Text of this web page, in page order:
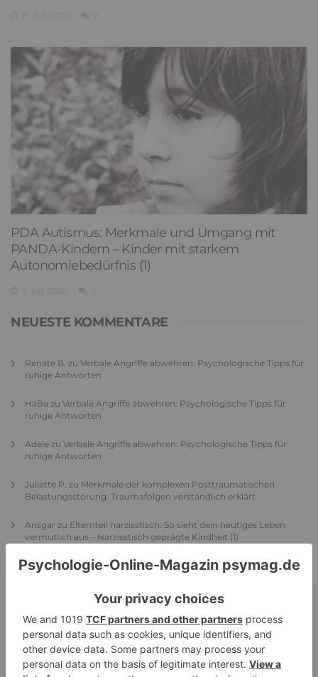
PDA Autismus: Merkmale und Umgang mit
PANDA-Kindern – Kinder mit starkem
Autonomiebedürfnis (1)
NEUESTE KOMMENTARE
Renate B. zu Verbale Angriffe abwehren: Psychologische Tipps für
ruhige Antworten
HaBa zu Verbale Angriffe abwehren: Psychologische Tipps für
ruhige Antworten
Adele zu Verbale Angriffe abwehren: Psychologische Tipps für
ruhige Antworten
Juliette P. zu Merkmale der komplexen Posttraumatischen
Belastungsstörung: Traumafolgen verständlich erklärt
Ansgar zu Elternteil narzisstisch: So sieht dein heutiges Leben
vermutlich aus – Narzisstisch geprägte Kindheit (1)
DIE BELIEBTESTEN ARTIKEL